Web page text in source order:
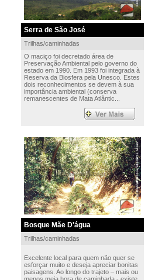
Serra de São José
Trilhas/caminhadas
O maciço foi decretado área de
Preservação Ambiental pelo governo do
estado em 1990. Em 1993 foi integrada à
Reserva da Biosfera pela Unesco. Estes
dois reconhecimentos se devem à sua
importância ambiental (conserva
remanescentes de Mata Atlântic...
Bosque Mãe D'água
Trilhas/caminhadas
Excelente local para quem não quer se
esforçar muito e deseja apreciar bonitas
paisagens. Ao longo do trajeto – mais ou